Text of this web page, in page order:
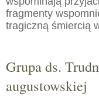
fragmenty
tragiczną śmiercią
Grupa ds.
augustowskiej